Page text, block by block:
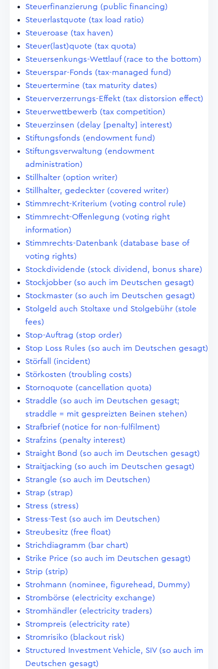
Steuerfinanzierung (public financing)
Steuerlastquote (tax load ratio)
Steueroase (tax haven)
Steuer(last)quote (tax quota)
Steuersenkungs-Wettlauf (race to the bottom)
Steuerspar-Fonds (tax-managed fund)
Steuertermine (tax maturity dates)
Steuerverzerrungs-Effekt (tax distorsion effect)
Steuerwettbewerb (tax competition)
Steuerzinsen (delay [penalty] interest)
Stiftungsfonds (endowment fund)
Stiftungsverwaltung (endowment
administration)
Stillhalter (option writer)
Stillhalter, gedeckter (covered writer)
Stimmrecht-Kriterium (voting control rule)
Stimmrecht-Offenlegung (voting right
information)
Stimmrechts-Datenbank (database base of
voting rights)
Stockdividende (stock dividend, bonus share)
Stockjobber (so auch im Deutschen gesagt)
Stockmaster (so auch im Deutschen gesagt)
Stolgeld auch Stoltaxe und Stolgebühr (stole
fees)
Stop-Auftrag (stop order)
Stop Loss Rules (so auch im Deutschen gesagt)
Störfall (incident)
Störkosten (troubling costs)
Stornoquote (cancellation quota)
Straddle (so auch im Deutschen gesagt;
straddle = mit gespreizten Beinen stehen)
Strafbrief (notice for non-fulfilment)
Strafzins (penalty interest)
Straight Bond (so auch im Deutschen gesagt)
Straitjacking (so auch im Deutschen gesagt)
Strangle (so auch im Deutschen)
Strap (strap)
Stress (stress)
Stress-Test (so auch im Deutschen)
Streubesitz (free float)
Strichdiagramm (bar chart)
Strike Price (so auch im Deutschen gesagt)
Strip (strip)
Strohmann (nominee, figurehead, Dummy)
Strombörse (electricity exchange)
Stromhändler (electricity traders)
Strompreis (electricity rate)
Stromrisiko (blackout risk)
Structured Investment Vehicle, SIV (so auch im
Deutschen gesagt)